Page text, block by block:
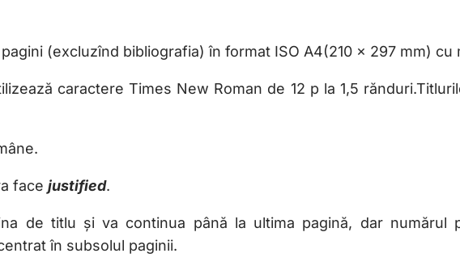
(excluzînd bibliografia) în format ISO A4(210 x 297 mm) cu
caractere Times New Roman de 12 p la 1,5
face justified.
de titlu și va continua până la ultima pagină, dar numărul
în subsolul paginii.